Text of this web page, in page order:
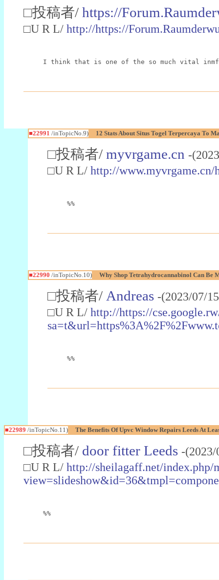
□投稿者/ https://
□U R L/ http://https://
I think that is one of the so much vital
■22991 /inTopicNo.9) 12 Stats About Situs Togel Terpercaya To
□投稿者/ myvrgame.cn -
□U R L/ http://www.myvrgame.cn/
%%
■22990 /inTopicNo.10) Why Shop Tetrahydrocannabinol Can Be
□投稿者/ Andreas -(2023/07/
□U R L/ http://https://
%%
■22989 /inTopicNo.11) The Benefits Of Upvc Window Repairs Leeds At
□投稿者/ door fitter Leeds -
□U R L/ http://sheilagaff.net/index.php/
%%